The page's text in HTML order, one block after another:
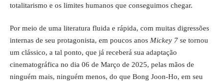
totalitarismo e os limites humanos que conseguimos chegar.
Por meio de uma literatura fluida e rápida, com muitas digressões
internas de seu protagonista, em poucos anos Mickey 7 se tornou
um clássico, a tal ponto, que já receberá sua adaptação
cinematográfica no dia 06 de Março de 2025, pelas mãos de
ninguém mais, ninguém menos, do que Bong Joon-Ho, em seu